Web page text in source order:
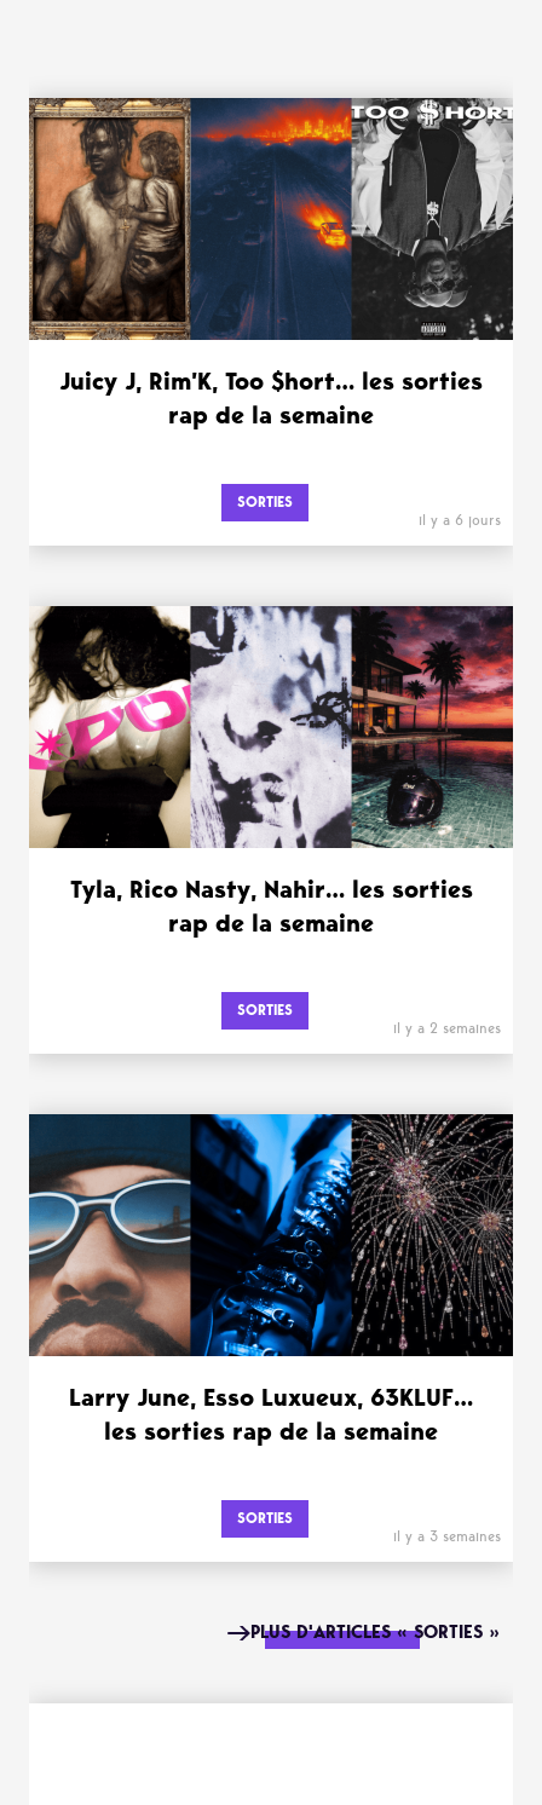
WANT MORE ?
Juicy J, Rim’K, Too $hort… les sorties
rap de la semaine
SORTIES
il y a 6 jours
Tyla, Rico Nasty, Nahir… les sorties
rap de la semaine
SORTIES
il y a 2 semaines
Larry June, Esso Luxueux, 63KLUF…
les sorties rap de la semaine
SORTIES
il y a 3 semaines
PLUS D'ARTICLES « SORTIES »